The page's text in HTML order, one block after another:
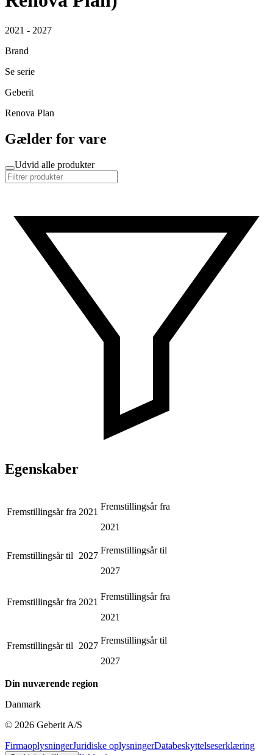
2021 - 2027
Brand
Se serie
Geberit
Renova Plan
Gælder for vare
Udvid alle produkter
Egenskaber
Fremstillingsår fra 2021
Fremstillingsår fra
2021
Fremstillingsår til 2027
Fremstillingsår til
2027
Fremstillingsår fra 2021
Fremstillingsår fra
2021
Fremstillingsår til 2027
Fremstillingsår til
2027
Din nuværende region
Danmark
© 2026 Geberit A/S
FirmaoplysningerJuridiske oplysningerDatabeskyttelseserklæring